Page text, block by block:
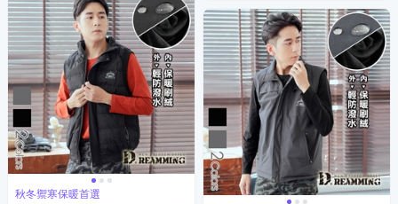
秋冬禦寒保暖首選